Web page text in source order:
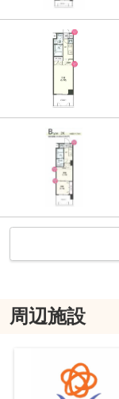
周辺施設